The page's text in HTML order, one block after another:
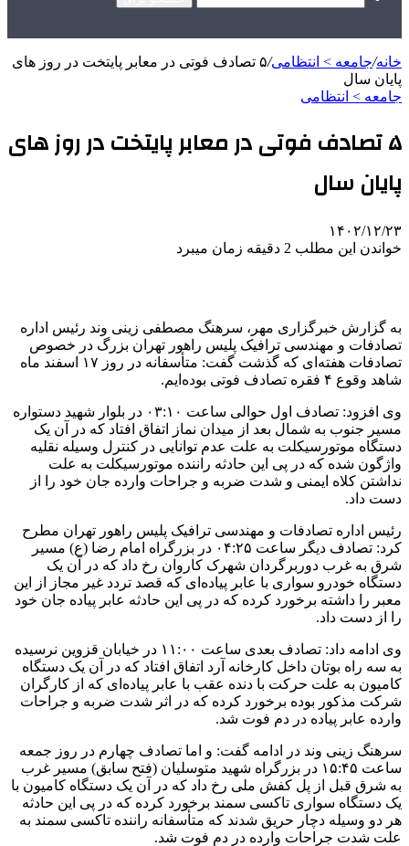
خانه/جامعه > انتظامی/
۵ تصادف فوتی در معابر پایتخت در روز های
پایان سال
جامعه > انتظامی
۵ تصادف فوتی در معابر پایتخت در روز های
پایان سال
۱۴۰۲/۱۲/۲۳
خواندن این مطلب 2 دقیقه زمان میبرد
به گزارش خبرگزاری مهر، سرهنگ مصطفی زینی وند رئیس اداره
تصادفات و مهندسی ترافیک پلیس راهور تهران بزرگ در خصوص
تصادفات هفته‌ای که گذشت گفت: متأسفانه در روز ۱۷ اسفند ماه
شاهد وقوع ۴ فقره تصادف فوتی بوده‌ایم.
وی افزود: تصادف اول حوالی ساعت ۰۳:۱۰ در بلوار شهید دستواره
مسیر جنوب به شمال بعد از میدان نماز اتفاق افتاد که در آن یک
دستگاه موتورسیکلت به علت عدم توانایی در کنترل وسیله نقلیه
واژگون شده که در پی این حادثه راننده موتورسیکلت به علت
نداشتن کلاه ایمنی و شدت ضربه و جراحات وارده جان خود را از
دست داد.
رئیس اداره تصادفات و مهندسی ترافیک پلیس راهور تهران مطرح
کرد: تصادف دیگر ساعت ۰۴:۲۵ در بزرگراه امام رضا (
ع) مسیر
شرق به غرب دوربرگردان شهرک کاروان رخ داد که در آن یک
دستگاه خودرو سواری با عابر پیاده‌ای که قصد تردد غیر مجاز از این
معبر را داشته برخورد کرده که در پی این حادثه عابر پیاده جان خود
را از دست داد.
وی ادامه داد: تصادف بعدی ساعت ۱۱:۰۰ در خیابان قزوین نرسیده
به سه راه بوتان داخل کارخانه آرد اتفاق افتاد که در آن یک دستگاه
کامیون به علت حرکت با دنده عقب با عابر پیاده‌ای که از کارگران
شرکت مذکور بوده برخورد کرده که در اثر شدت ضربه و جراحات
وارده عابر پیاده در دم فوت شد.
سرهنگ زینی وند در ادامه گفت: و اما تصادف چهارم در روز جمعه
ساعت ۱۵:۴۵ در بزرگراه شهید متوسلیان (فتح سابق) مسیر غرب
به شرق قبل از پل کفش ملی رخ داد که در آن یک دستگاه کامیون با
یک دستگاه سواری تاکسی سمند برخورد کرده که در پی این حادثه
هر دو وسیله دچار حریق شدند که متأسفانه راننده تاکسی سمند به
علت شدت جراحات وارده در دم فوت شد.